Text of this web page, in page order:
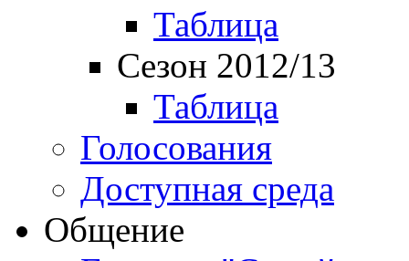
Таблица
Сезон 2012/13
Таблица
Голосования
Доступная среда
Общение